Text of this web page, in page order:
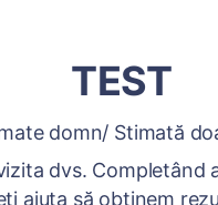
TEST
domn/ Stimată
dvs. Completând
ajuta să obținem